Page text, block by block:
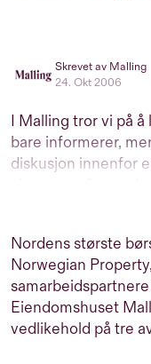
Skrevet av Malling
24. Okt 2006
I Malling tror vi på
bare informerer,
diskusjon innenfor
vi oss av erfarne
interne eksperter,
interessert i
perspektiver som
Nordens største
Norwegian
Eiendomshuset
vedlikehold på tre